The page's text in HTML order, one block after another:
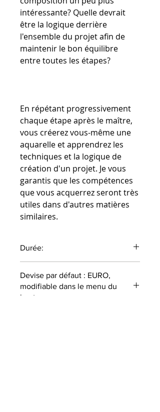
intéressante? Quelle devrait
être la logique derrière
l'ensemble du projet afin de
maintenir le bon équilibre
entre toutes les étapes?
En répétant progressivement
chaque étape après le maître,
vous créerez vous-même une
aquarelle et apprendrez les
techniques et la logique de
création d'un projet. Je vous
garantis que les compétences
que vous acquerrez seront très
utiles dans d'autres matières
similaires.
Durée:
Devise par défaut : EURO,
modifiable dans le menu du
haut